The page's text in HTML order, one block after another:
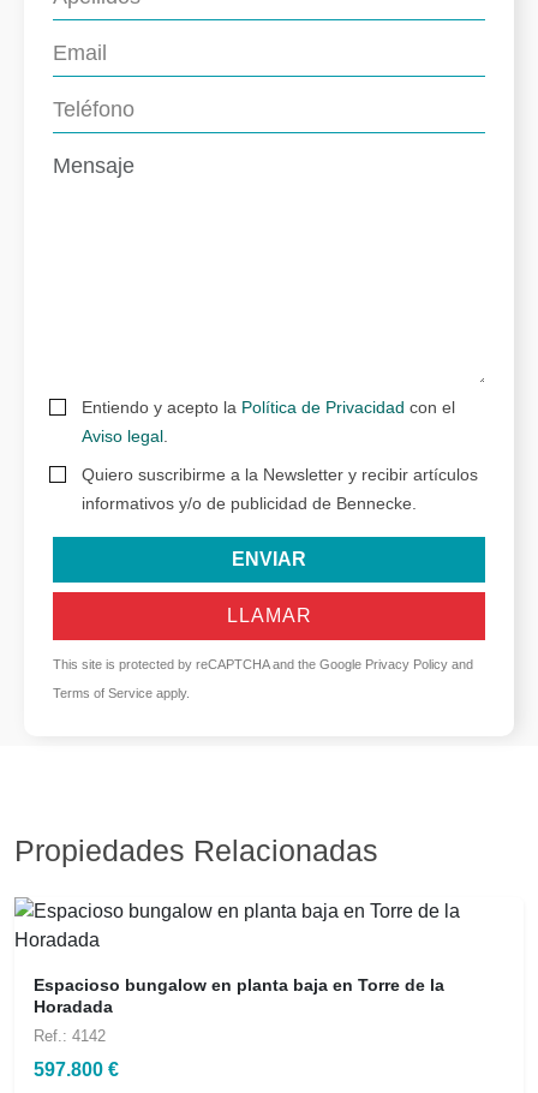
Entiendo y acepto la Política de Privacidad con el
Aviso legal
Quiero suscribirme a la Newsletter y recibir artículos
informativos y/o de publicidad de Bennecke.
ENVIAR
LLAMAR
This site is protected by reCAPTCHA and the Google Privacy Policy and
Terms of Service apply.
Propiedades Relacionadas
Espacioso bungalow en planta baja en Torre de la
Horadada
Ref.: 4142
597.800 €